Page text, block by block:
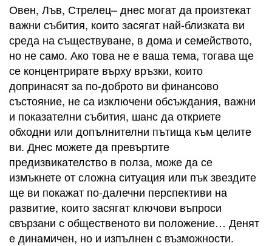
Овен, Лъв, Стрелец– днес могат да произтекат
важни събития, които засягат най-близката ви
среда на съществуване, в дома и семейството,
но не само. Ако това не е ваша тема, тогава ще
се концентрирате върху връзки, които
допринасят за по-доброто ви финансово
състояние, не са изключени обсъждания, важни
и показателни събития, шанс да откриете
обходни или допълнителни пътища към целите
ви. Днес можете да превъртите
предизвикателство в полза, може да се
измъкнете от сложна ситуация или пък звездите
ще ви покажат по-далечни перспективи на
развитие, които засягат ключови въпроси
свързани с общественото ви положение… Денят
е динамичен, но и изпълнен с възможности.